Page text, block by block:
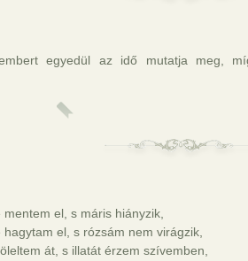
egyedül az idő mutatja meg,
mentem el, s máris hiányzik,
hagytam el, s rózsám nem virágzik,
át, s illatát érzem szívemben,